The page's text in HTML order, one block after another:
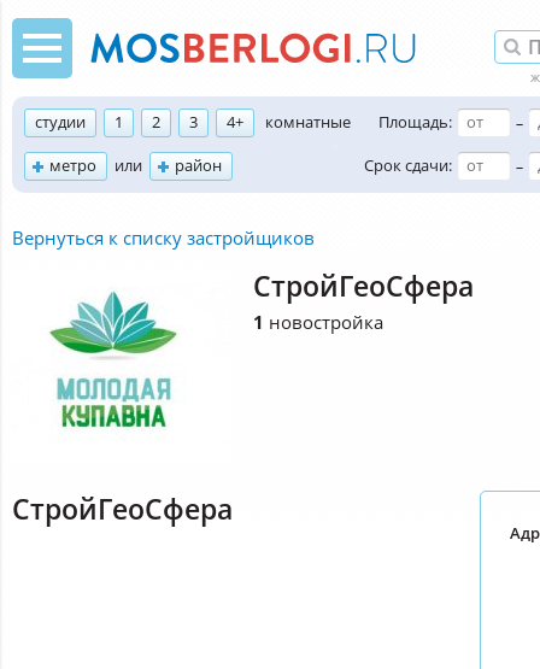
студии 1 2 3 4+
комнатные
метро
или район
Площадь:
–
Срок сдачи:
–
Вернуться к списку застройщиков
СтройГеоСфера
1 новостройка
СтройГеоСфера